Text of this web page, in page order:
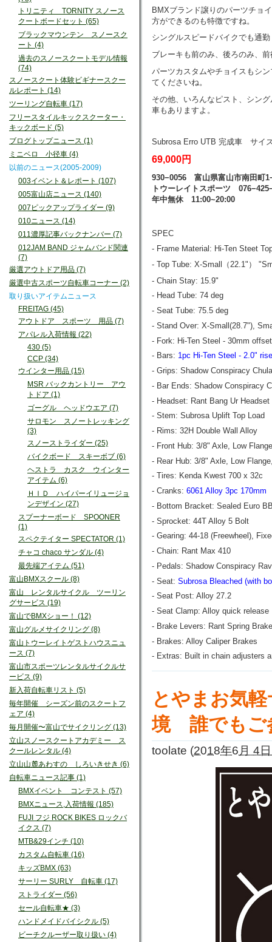
BMXブランド譲りのパーツチョ
方ができるのも特徴ですね。
シングルスピードバイクでも通
ブレーキも前のみ、後ろのみ、
パーツカスタムやチョイスもシ
てくださいね。
その他、いろんなピスト、シン
車もありますよ。
Subrosa Erro UTB 完成車 サイ
69,000円
930−0056 富山県富山市南田町
トウーレイトスポーツ
年中無休 11:00~20:00
SPEC
- Frame Material: Hi-Ten Steet
- Top Tube: X-Small（22.1"）
- Chain Stay: 15.9"
- Head Tube: 74 deg
- Seat Tube: 75.5 deg
- Stand Over: X-Small(28.7"),
- Fork: Hi-Ten Steel - 30mm offset
- Bars: 1pc Hi-Ten Steel - 2.0" rise
- Grips: Shadow Conspiracy
- Bar Ends: Shadow Conspiracy
- Headset: Rant Bang Ur Headset
- Stem: Subrosa Uplift Top Load
- Rims: 32H Double Wall Alloy
- Front Hub: 3/8" Axle, Low
- Rear Hub: 3/8" Axle, Low
- Tires: Kenda Kwest 700 x 32c
- Cranks: 6061 Alloy 3pc 170mm
- Bottom Bracket: Sealed Euro
- Sprocket: 44T Alloy 5 Bolt
- Gearing: 44-18 (Freewheel),
- Chain: Rant Max 410
- Pedals: Shadow Conspiracy
- Seat: Subrosa Bleached (with
- Seat Post: Alloy 27.2
- Seat Clamp: Alloy quick release
- Brake Levers: Rant Spring
- Brakes: Alloy Caliper Brakes
- Extras: Built in chain adjusters
とやまお気
境 誰でもご
toolate (2018年6月 4
トリニティ TORNITY スノース
クートボードセット (65)
ブラックマウンテン スノースク
ート (4)
過去のスノースクートモデル情報
(74)
スノースクート体験ビギナースクー
ルレポート (14)
ツーリング自転車 (17)
フリースタイルキックスクーター・
キックボード (5)
ブログトップニュース (1)
ミニベロ 小径車 (4)
以前のニュース(2005-2009)
003イベント＆レポート (107)
005富山店ニュース (140)
007ピックアップライダー (9)
010ニュース (14)
011濃厚記事バックナンバー (7)
012JAM BAND ジャムバンド関連
(7)
厳選アウトドア用品 (7)
厳選中古スポーツ自転車コーナー (2)
取り扱いアイテムニュース
FREITAG (45)
アウトドア スポーツ 用品 (7)
アパレル入荷情報 (22)
430 (5)
CCP (34)
ウインター用品 (15)
MSR バックカントリー アウ
トドア (1)
ゴーグル ヘッドウエア (7)
サロモン スノートレッキング
(3)
スノーストライダー (25)
バイクボード スキーボブ (6)
ヘストラ カスク ウインター
アイテム (6)
ＨＩＤ ハイパーイリュージョ
ンデザイン (27)
スプーナーボード SPOONER
(1)
スペクテイター SPECTATOR (1)
チャコ chaco サンダル (4)
最先端アイテム (51)
富山BMXスクール (8)
富山 レンタルサイクル ツーリン
グサービス (19)
富山でBMXショー！ (12)
富山グルメサイクリング (8)
富山トウーレイトゲストハウスニュ
ース (7)
富山市スポーツレンタルサイクルサ
ービス (9)
新入荷自転車リスト (5)
毎年開催 シーズン前のスクートフ
ェア (4)
毎月開催〜富山でサイクリング (13)
立山スノースクートアカデミー ス
クールレンタル (4)
立山山麓あわすの しろいきせき (6)
自転車ニュース記事 (1)
BMXイベント コンテスト (57)
BMXニュース,入荷情報 (185)
FUJI フジ ROCK BIKES ロックバ
イクス (7)
MTB&29インチ (10)
カスタム自転車 (16)
キッズBMX (63)
サーリー SURLY 自転車 (17)
ストライダー (56)
セール自転車★ (3)
ハンドメイドバイシクル (5)
ビーチクルーザー取り扱い (4)